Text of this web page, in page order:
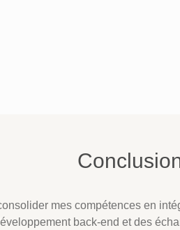
mes compétences en
back-end et des